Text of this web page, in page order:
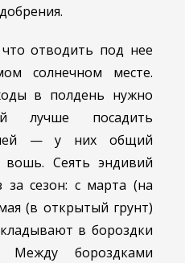
отводить под нее
солнечном месте.
в полдень нужно
лучше посадить
— у них общий
вошь. Сеять эндивий
за сезон: с марта (на
(в открытый грунт)
в бороздки
Между бороздками